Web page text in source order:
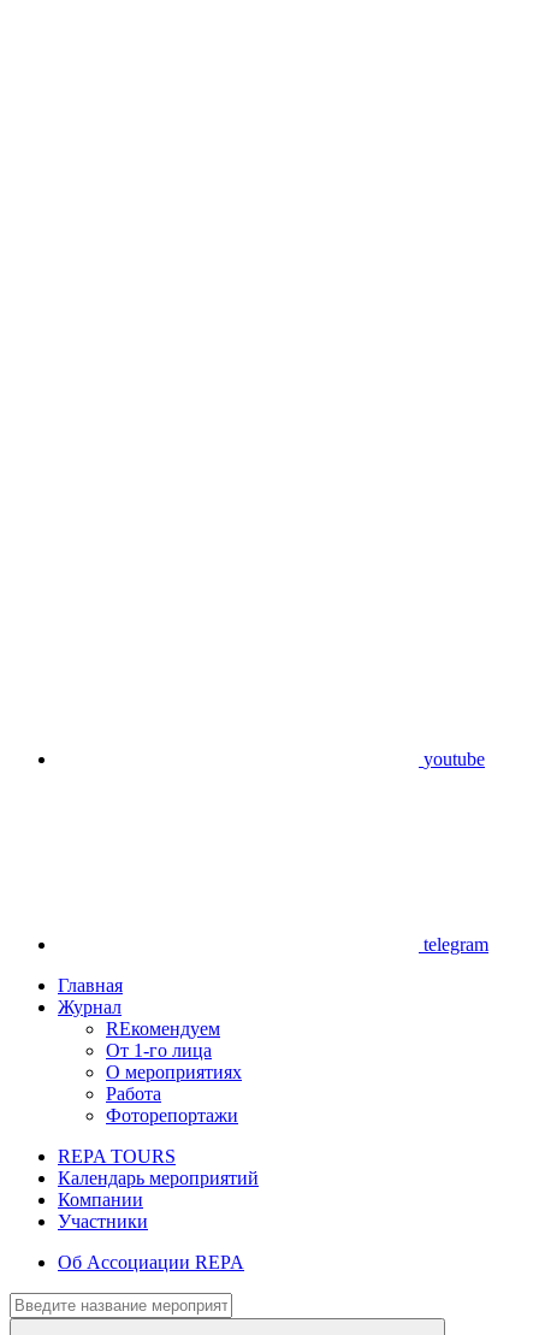
youtube
telegram
Главная
Журнал
REкомендуем
От 1-го лица
О мероприятиях
Работа
Фоторепортажи
REPA TOURS
Календарь мероприятий
Компании
Участники
Об Ассоциации REPA